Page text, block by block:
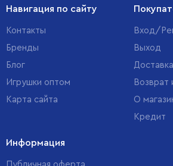
Навигация по сайту
Контакты
Бренды
Блог
Игрушки оптом
Карта сайта
Вход/
Выход
Возврат
О
Кредит
Информация